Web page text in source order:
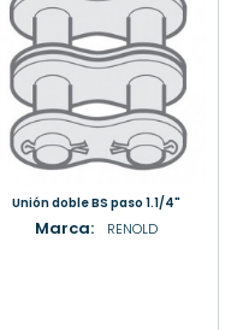
Unión doble BS paso 1.1/4"
Marca: RENOLD